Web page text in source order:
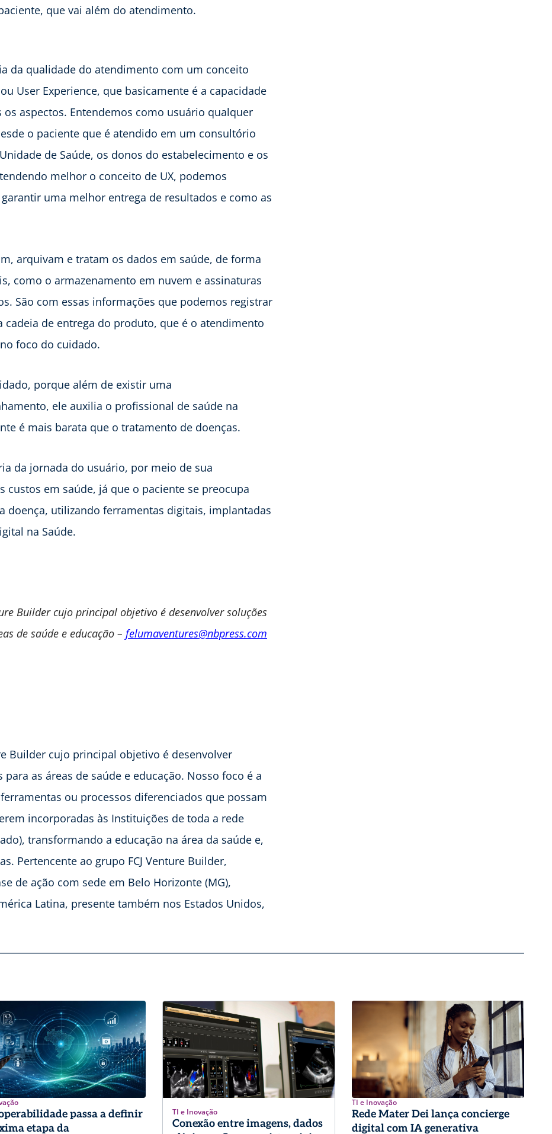
que vai além do atendimento.
da qualidade do atendimento com um conceito
User Experience, que basicamente é a capacidade
aspectos. Entendemos como usuário qualquer
o paciente que é atendido em um consultório
de Saúde, os donos do estabelecimento e os
melhor o conceito de UX, podemos
uma melhor entrega de resultados e como as
arquivam e tratam os dados em saúde, de forma
como o armazenamento em nuvem e assinaturas
São com essas informações que podemos registrar
de entrega do produto, que é o atendimento
foco do cuidado.
porque além de existir uma
ele auxilia o profissional de saúde na
é mais barata que o tratamento de doenças.
da jornada do usuário, por meio de sua
em saúde, já que o paciente se preocupa
doença, utilizando ferramentas digitais, implantadas
na Saúde.
Builder cujo principal objetivo é desenvolver soluções
de saúde e educação – felumaventures@nbpress.com
Builder cujo principal objetivo é desenvolver
as áreas de saúde e educação. Nosso foco é a
ou processos diferenciados que possam
incorporadas às Instituições de toda a rede
transformando a educação na área da saúde e,
Pertencente ao grupo FCJ Venture Builder,
de ação com sede em Belo Horizonte (MG),
Latina, presente também nos Estados Unidos,
passa a definir
etapa da
TI e Inovação
Conexão entre imagens, dados
TI e Inovação
Rede Mater Dei lança concierge
digital com IA generativa